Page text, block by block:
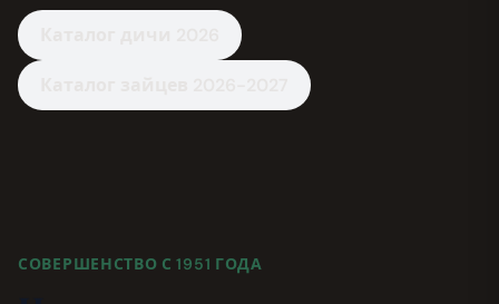
СОВЕРШЕНСТВО С 1951 ГОДА